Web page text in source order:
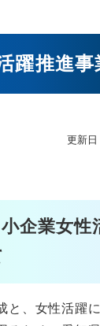
躍推進事
更新日
企業女性
と、女性活躍